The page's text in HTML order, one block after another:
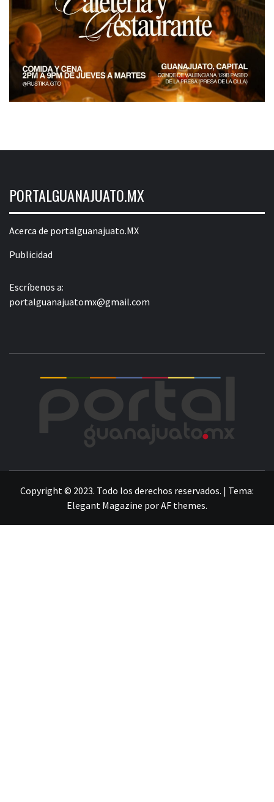
PORTALGUANAJUATO.MX
Acerca de portalguanajuato.MX
Publicidad
Escríbenos a:
portalguanajuatomx@gmail.com
Copyright © 2023. Todo los derechos reservados. | Tema:
Elegant Magazine porAF themes.